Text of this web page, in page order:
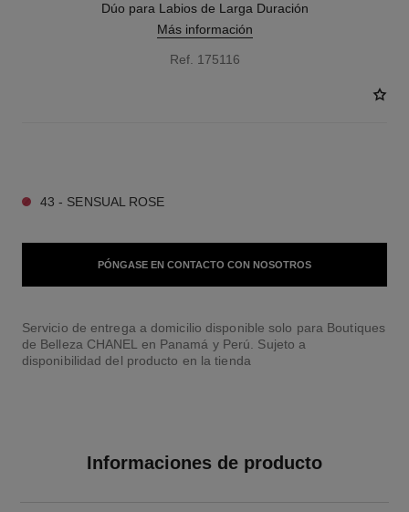
Dúo para Labios de Larga Duración
Más información
Ref. 175116
43 - SENSUAL ROSE
PÓNGASE EN CONTACTO CON NOSOTROS
Servicio de entrega a domicilio disponible solo para Boutiques
de Belleza CHANEL en Panamá y Perú. Sujeto a
disponibilidad del producto en la tienda
Informaciones de producto